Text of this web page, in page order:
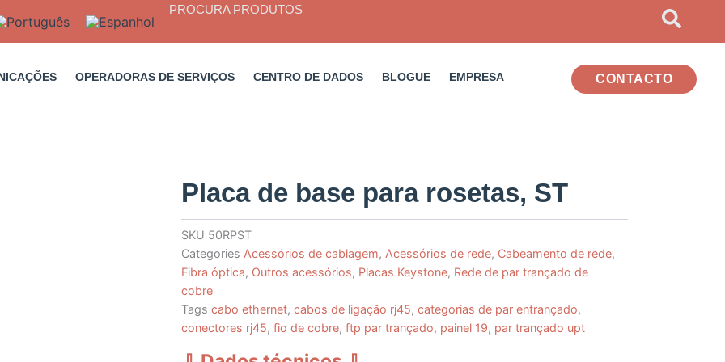
PROCURA PRODUTOS
OPERADORAS DE SERVIÇOS CENTRO DE DADOS BLOGUE EMPRESA CONTACTO
Placa de base para rosetas, ST
SKU 50RPST
Categories Acessórios de cablagem, Acessórios de rede, Cabeamento de rede,
Fibra óptica, Outros acessórios, Placas Keystone, Rede de par trançado de
cobre
Tags cabo ethernet, cabos de ligação rj45, categorias de par entrançado,
conectores rj45, fio de cobre, ftp par trançado, painel 19, par trançado upt